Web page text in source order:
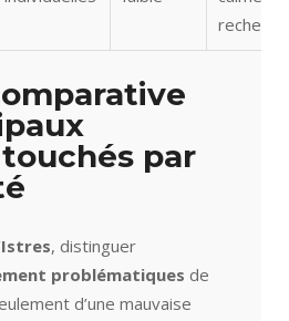
par
Istres, distinguer
problématiques de
d’une mauvaise